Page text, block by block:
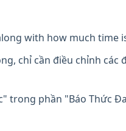
with how much time
chỉ cần điều chỉnh các
trong phần "Báo Thức